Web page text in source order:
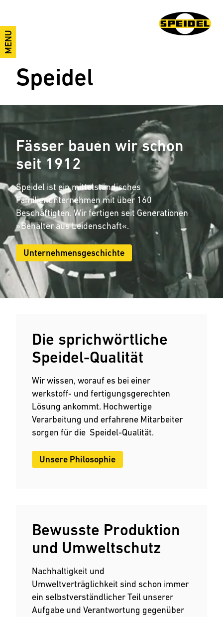
MENU
Speidel
Fässer bauen wir schon
seit 1912
Speidel ist ein mittelständisches
Familienunternehmen mit über 160
Beschäftigten. Wir fertigen seit Generationen
»Behälter aus Leidenschaft«.
Unternehmensgeschichte
Die sprichwörtliche
Speidel-Qualität
Wir wissen, worauf es bei einer
werkstoff- und fertigungsgerechten
Lösung ankommt. Hochwertige
Verarbeitung und erfahrene Mitarbeiter
sorgen für die Speidel-Qualität.
Unsere Philosophie
Bewusste Produktion
und Umweltschutz
Nachhaltigkeit und
Umweltverträglichkeit sind schon immer
ein selbstverständlicher Teil unserer
Aufgabe und Verantwortung gegenüber